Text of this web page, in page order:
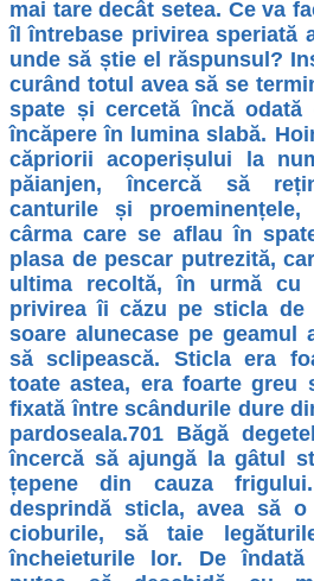
mai tare decât setea. Ce va
îl întrebase privirea speriată
unde să știe el răspunsul?
curând totul avea să se
spate și cercetă încă odată
încăpere în lumina slabă.
căpriorii acoperișului la
păianjen, încercă să
canturile și
cârma care se aflau în
plasa de pescar putrezită,
ultima recoltă, în urmă cu
privirea îi căzu pe sticla de
soare alunecase pe geamul
să sclipească. Sticla era
toate astea, era foarte greu
fixată între scândurile dure
pardoseala.701 Băgă
încercă să ajungă la gâtul
țepene din cauza
desprindă sticla, avea să
cioburile, să taie
încheieturile lor. De